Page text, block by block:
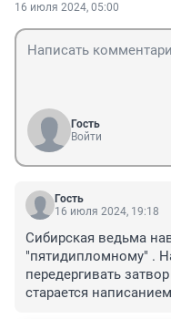
16 июля 2024, 05:00
Гость
Войти
Гость
16 июля 2024, 19:18
Сибирская ведьма
"пятидипломному" .
передергивать
старается